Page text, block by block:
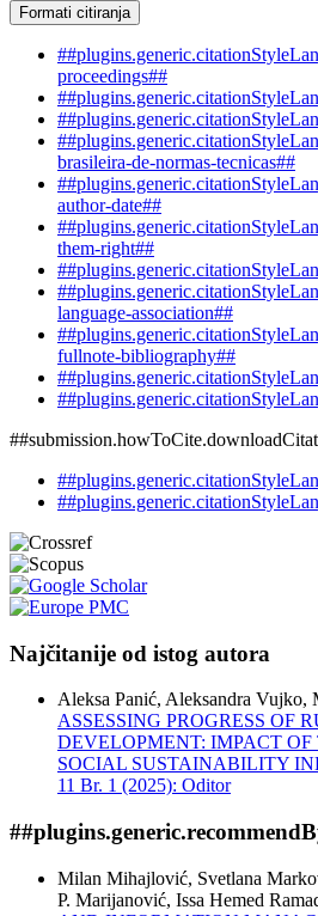
Formati citiranja
proceedings##
brasileira-de-normas-tecnicas##
author-date##
them-right##
language-association##
fullnote-bibliography##
Najčitanije od istog autora
Aleksa Panić, Aleksandra Vujko,
ASSESSING PROGRESS OF
DEVELOPMENT: IMPACT
SOCIAL SUSTAINABILITY
11 Br. 1 (2025): Oditor
Milan Mihajlović, Svetlana
P. Marijanović, Issa Hemed